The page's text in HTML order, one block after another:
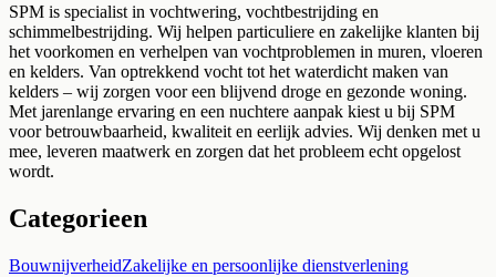
SPM is specialist in vochtwering, vochtbestrijding en
schimmelbestrijding. Wij helpen particuliere en zakelijke klanten bij
het voorkomen en verhelpen van vochtproblemen in muren, vloeren
en kelders. Van optrekkend vocht tot het waterdicht maken van
kelders – wij zorgen voor een blijvend droge en gezonde woning.
Met jarenlange ervaring en een nuchtere aanpak kiest u bij SPM
voor betrouwbaarheid, kwaliteit en eerlijk advies. Wij denken met u
mee, leveren maatwerk en zorgen dat het probleem echt opgelost
wordt.
Categorieen
BouwnijverheidZakelijke en persoonlijke dienstverlening